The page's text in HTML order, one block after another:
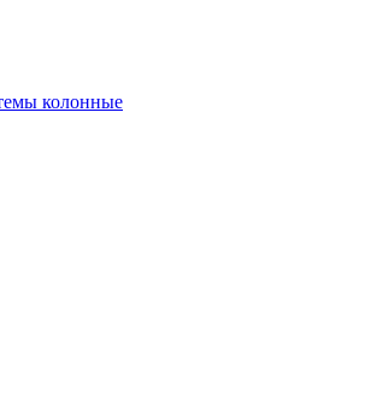
колонные